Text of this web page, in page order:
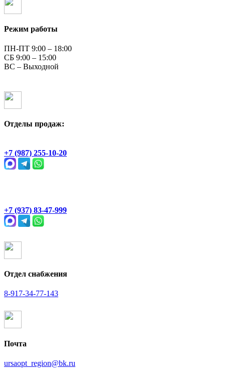
Режим работы
ПН-ПТ 9:00 – 18:00
СБ 9:00 – 15:00
ВС – Выходной
Отделы продаж:
+7 (987) 255-10-20
+7 (937) 83-47-999
Отдел снабжения
8-917-34-77-143
Почта
ursaopt_region@bk.ru